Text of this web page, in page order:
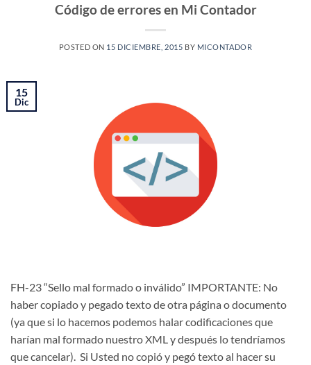
Código de errores en Mi Contador
POSTED ON 15 DICIEMBRE, 2015 BY MICONTADOR
15
Dic
FH-23 “Sello mal formado o inválido” IMPORTANTE: No
haber copiado y pegado texto de otra página o documento
(ya que si lo hacemos podemos halar codificaciones que
harían mal formado nuestro XML y después lo tendríamos
que cancelar). Si Usted no copió y pegó texto al hacer su